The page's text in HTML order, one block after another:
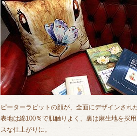
ピーターラビットの顔が、全面にデザインされ
表地は綿100％で肌触りよく、裏は麻生地を採
スな仕上がりに。